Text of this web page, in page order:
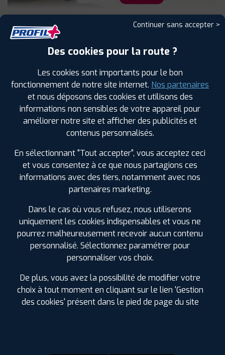
NOS
SERVICES
AGRAIRE POIDS LOURD
MANUTENTION TRAVAUX PUBLICS NOS SERVICES PLUS
Réparation Froid ou chaud agraire
Mise à la pression d'utilisation
Prêt de pneus d'occasion pour dépannage
Crédit à taux zero
Montage et dépannage à la ferme
Continuer sans accepter >
Des cookies pour la route ?
Les cookies sont importants pour le bon
fonctionnement de notre site internet. Nos partenaires
et nous déposons des cookies et utilisons des
informations non sensibles de votre appareil pour
améliorer notre site et afficher des publicités et
contenus personnalisés.
En sélectionnant "Tout accepter", vous acceptez ceci
et vous consentez à ce que nous partagions ces
informations avec des tiers, notamment avec nos
partenaires marketing.
Dans le cas où vous refusez, nous utiliserons
uniquement les cookies indispensables et vous ne
pourrez malheureusement recevoir aucun contenu
personnalisé. Sélectionnez paramétrer pour
personnaliser vos choix.
De plus, vous avez la possibilité de modifier votre
choix à tout moment en cliquant sur le lien 'Gestion
des cookies' présent dans le pied de page du site